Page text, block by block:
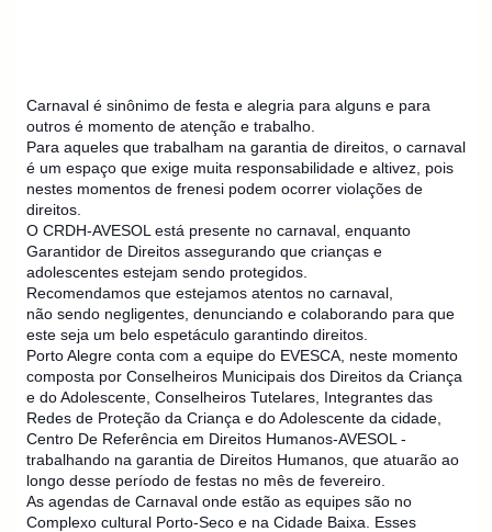
Carnaval é sinônimo de festa e alegria para alguns e para
outros é momento de atenção e trabalho.
Para aqueles que trabalham na garantia de direitos, o carnaval
é um espaço que exige muita responsabilidade e altivez, pois
nestes momentos de frenesi podem ocorrer violações de
direitos.
O CRDH-AVESOL está presente no carnaval, enquanto
Garantidor de Direitos assegurando que crianças e
adolescentes estejam sendo protegidos.
Recomendamos que estejamos atentos no carnaval,
não sendo negligentes, denunciando e colaborando para que
este seja um belo espetáculo garantindo direitos.
Porto Alegre conta com a equipe do EVESCA, neste momento
composta por Conselheiros Municipais dos Direitos da Criança
e do Adolescente, Conselheiros Tutelares, Integrantes das
Redes de Proteção da Criança e do Adolescente da cidade,
Centro De Referência em Direitos Humanos-AVESOL -
trabalhando na garantia de Direitos Humanos, que atuarão ao
longo desse período de festas no mês de fevereiro.
As agendas de Carnaval onde estão as equipes são no
Complexo cultural Porto-Seco e na Cidade Baixa. Esses